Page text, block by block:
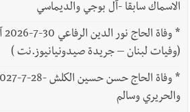
الاسماك سابقا -آل بوجي والديماسي
*
(وفيات لبنان – جريدة صيدونيانيوز.نت )
*
والحريري وسالم